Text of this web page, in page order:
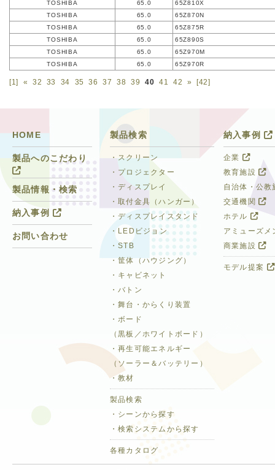
TOSHIBA
65.0
65Z810X
TOSHIBA
65.0
65Z870N
TOSHIBA
65.0
65Z875R
TOSHIBA
65.0
65Z890S
TOSHIBA
65.0
65Z970M
TOSHIBA
65.0 65Z970R
[1] « 32 33 34 35 36 37 38 39 40 41 42 » [42]
HOME
製品へのこだわり
製品情報・検索
納入事例
お問い合わせ
納入事例
企業
教育施設
自治体・公教
交通機関
ホテル
アミューズ
商業施設
モデル提案
製品検索
・スクリーン
・プロジェクター
・ディスプレイ
・取付金具（ハンガー）
・ディスプレイスタンド
・LEDビジョン
・STB
・筐体（ハウジング）
・キャビネット
・バトン
・舞台・からくり装置
・ボード
（黒板／ホワイトボード）
・再生可能エネルギー
（ソーラー＆バッテリー）
・教材
製品検索
・シーンから探す
・検索システムから探す
各種カタログ